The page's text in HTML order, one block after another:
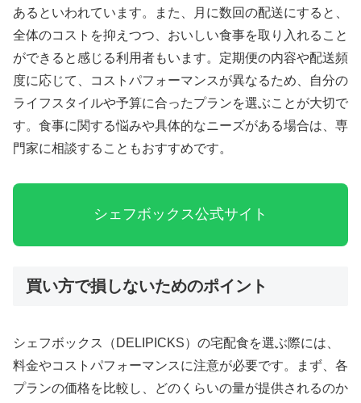
あるといわれています。また、月に数回の配送にすると、
全体のコストを抑えつつ、おいしい食事を取り入れること
ができると感じる利用者もいます。定期便の内容や配送頻
度に応じて、コストパフォーマンスが異なるため、自分の
ライフスタイルや予算に合ったプランを選ぶことが大切で
す。食事に関する悩みや具体的なニーズがある場合は、専
門家に相談することもおすすめです。
シェフボックス公式サイト
買い方で損しないためのポイント
シェフボックス（DELIPICKS）の宅配食を選ぶ際には、
料金やコストパフォーマンスに注意が必要です。まず、各
プランの価格を比較し、どのくらいの量が提供されるのか